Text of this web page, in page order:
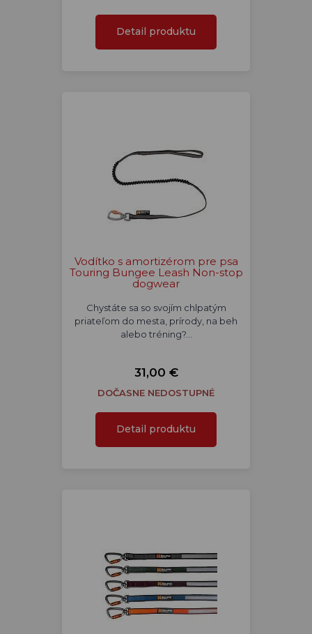
Detail produktu
Vodítko s amortizérom pre psa
Touring Bungee Leash Non-stop
dogwear
Chystáte sa so svojím chlpatým
priateľom do mesta, prírody, na beh
alebo tréning?…
31,00 €
DOČASNE NEDOSTUPNÉ
Detail produktu